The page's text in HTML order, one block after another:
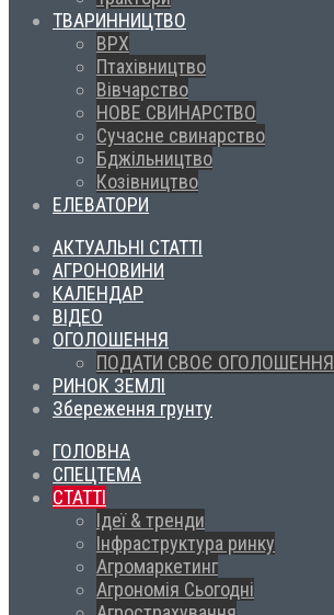
ТВАРИННИЦТВО
ВРХ
Птахівництво
Вівчарство
НОВЕ СВИНАРСТВО
Сучасне свинарство
Бджільництво
Козівництво
ЕЛЕВАТОРИ
АКТУАЛЬНІ СТАТТІ
АГРОНОВИНИ
КАЛЕНДАР
ВІДЕО
ОГОЛОШЕННЯ
ПОДАТИ СВОЄ ОГОЛОШЕННЯ
РИНОК ЗЕМЛІ
Збереження грунту
ГОЛОВНА
СПЕЦТЕМА
СТАТТІ
Ідеї & тренди
Інфраструктура ринку
Агромаркетинг
Агрономія Сьогодні